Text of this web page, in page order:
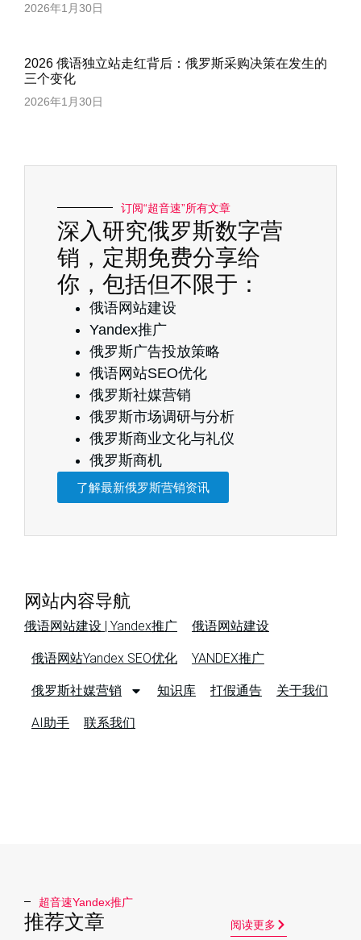
2026年1月30日
2026 俄语独立站走红背后：俄罗斯采购决策在发生的
三个变化
2026年1月30日
订阅“超音速”所有文章
深入研究俄罗斯数字营
销，定期免费分享给
你，包括但不限于：
俄语网站建设
Yandex推广
俄罗斯广告投放策略
俄语网站SEO优化
俄罗斯社媒营销
俄罗斯市场调研与分析
俄罗斯商业文化与礼仪
俄罗斯商机
了解最新俄罗斯营销资讯
网站内容导航
俄语网站建设 | Yandex推广 俄语网站建设
俄语网站Yandex SEO优化 YANDEX推广
俄罗斯社媒营销 知识库 打假通告 关于我们
AI助手 联系我们
超音速Yandex推广​
推荐文章 阅读更多